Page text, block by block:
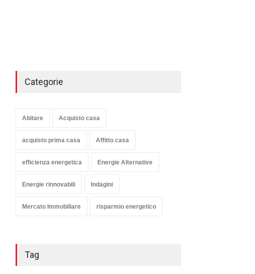
Categorie
Abitare Acquisto casa
acquisto prima casa Affitto casa
efficienza energetica Energie Alternative
Energie rinnovabili Indagini
Mercato Immobiliare risparmio energetico
Tag